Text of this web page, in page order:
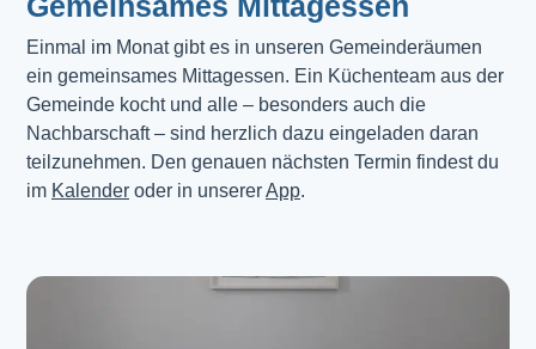
Einmal im Monat gibt es in unseren Gemeinderäumen
ein gemeinsames Mittagessen. Ein Küchenteam aus der
Gemeinde kocht und alle – besonders auch die
Nachbarschaft – sind herzlich dazu eingeladen daran
teilzunehmen. Den genauen nächsten Termin findest du
im Kalender oder in unserer App.